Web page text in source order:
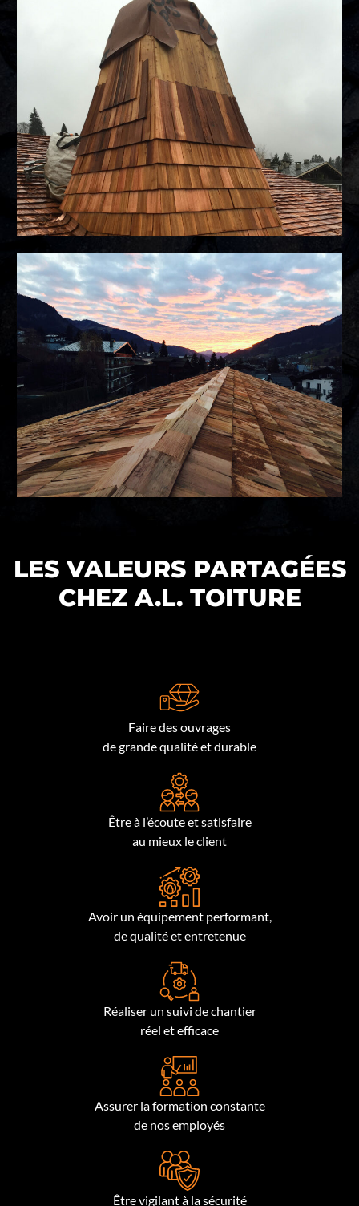
LES VALEURS PARTAGÉES
CHEZ A.L. TOITURE
Faire des ouvrages
de grande qualité et durable
Être à l’écoute et satisfaire
au mieux le client
Avoir un équipement performant,
de qualité et entretenue
Réaliser un suivi de chantier
réel et efficace
Assurer la formation constante
de nos employés
Être vigilant à la sécurité